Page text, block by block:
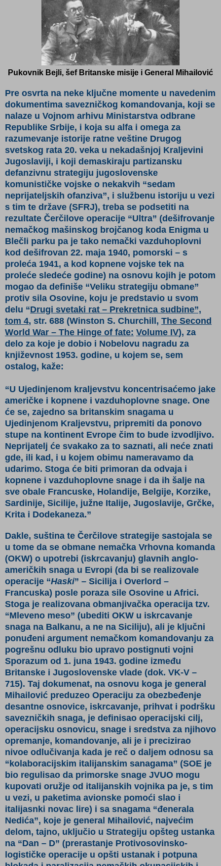
Pukovnik Bejli, šef Britanske misije i General Mihailović
Pre osvrta na neke ključne momente u navedenim
dokumentima savezničkog komandovanja, koji se
nalaze u Vojnom arhivu Ministarstva odbrane
Republike Srbije, i koja su alfa i omega za
razumevanje istorije ratne veštine Drugog
svetskog rata 20. veka u nekadašnjoj Kraljevini
Jugoslaviji, i koji demaskiraju partizansku
defanzivnu strategiju jugoslovenske
komunističke vojske o nekakvih “sedam
neprijateljskih ofanziva”, i službenu istoriju u vezi
s tim te države (SFRJ), treba se podsetiti na
rezultate Čerčilove operacije “Ultra” (dešifrovanje
nemačkog mašinskog brojčanog koda Enigma u
Blečli parku pa je tako nemački vazduhoplovni
kod dešifrovan 22. maja 1940, pomorski – s
proleća 1941, a kod kopnene vojske tek na
proleće sledeće godine) na osnovu kojih je potom
mogao da definiše “Veliku strategiju obmane”
protiv sila Osovine, koju je predstavio u svom
delu “Drugi svetaki rat – Prekretnica sudbine”,
tom 4, str. 688 (Winston S. Churchill, The Second
World War – The Hinge of fate: Volume IV), za
delo za koje je dobio i Nobelovu nagradu za
književnost 1953. godine, u kojem se, sem
ostalog, kaže:
“U Ujedinjenom kraljevstvu koncentrisaćemo jake
američke i kopnene i vazduhoplovne snage. One
će se, zajedno sa britanskim snagama u
Ujedinjenom Kraljevstvu, pripremiti da ponovo
stupe na kontinent Evrope čim to bude izvodljivo.
Neprijatelj će svakako za to saznati, ali neće znati
gde, ili kad, i u kojem obimu nameravamo da
udarimo. Stoga će biti primoran da odvaja i
kopnene i vazduhoplovne snage i da ih šalje na
sve obale Francuske, Holandije, Belgije, Korzike,
Sardinije, Sicilije, južne Italije, Jugoslavije, Grčke,
Krita i Dodekaneza.”
Dakle, suština te Čerčilove strategije sastojala se
u tome da se obmane nemačka Vrhovna komanda
(OKW) o upotrebi (iskrcavanju) glavnih anglo-
američkih snaga u Evropi (da bi se realizovale
operacije “Haski” – Sicilija i Overlord –
Francuska) posle poraza sile Osovine u Africi.
Stoga je realizovana obmanjivačka operacija tzv.
“Mleveno meso” (ubediti OKW u iskrcavanje
snaga na Balkanu, a ne na Siciliju), ali je ključni
ponuđeni argument nemačkom komandovanju za
pogrešnu odluku bio upravo postignuti vojni
Sporazum od 1. juna 1943. godine između
Britanske i Jugoslovenske vlade (dok. VK-V –
715). Taj dokumenat, na osnovu koga je general
Mihailović preduzeo Operaciju za obezbeđenje
desantne osnovice, iskrcavanje, prihvat i podršku
savezničkih snaga, je definisao operacijski cilj,
operacijsku osnovicu, snage i sredstva za njihovo
opremanje, komandovanje, ali je i precizirao
nivoe odlučivanja kada je reč o daljem odnosu sa
“kolaboracijskim italijanskim sanagama” (SOE je
bio regulisao da primorske snage JVUO mogu
kupovati oružje od italijanskih vojnika pa je, s tim
u vezi, u paketima avionske pomoći slao i
italijasnki novac lire) i sa snagama “đenerala
Nedića”, koje je general Mihailović, najvećim
delom, tajno, uključio u Strategiju opšteg ustanka
na “Dan – D” (prerastanje Protivosovinsko-
logističke operacije u opšti ustanak i potpuna